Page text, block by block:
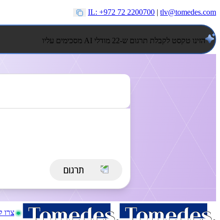
IL: +972 72 2200700 | tlv@tomedes.com
הזינו טקסט לקבלת תרגום ש-22 מודלי AI מסכימים עליו
צרו